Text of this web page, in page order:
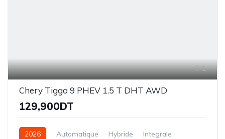
1
Chery Tiggo 9 PHEV 1.5 T DHT AWD
129,900DT
2026 Automatique Hybride Integrale